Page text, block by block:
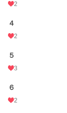
累計ポイント
2
４
2
５
3
６
2